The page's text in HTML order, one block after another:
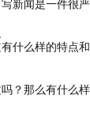
新闻是一件很
什么样的特点
？那么有什么